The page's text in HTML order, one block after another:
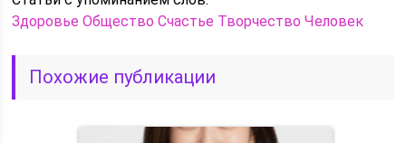
Здоровье Общество Счастье Творчество Человек
Похожие публикации